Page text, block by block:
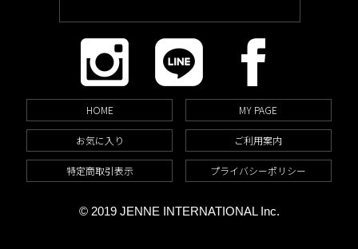
HOME MY PAGE
お気に入り ご利用案内
特定商取引表示 プライバシーポリシー
© 2019 JENNE INTERNATIONAL Inc.